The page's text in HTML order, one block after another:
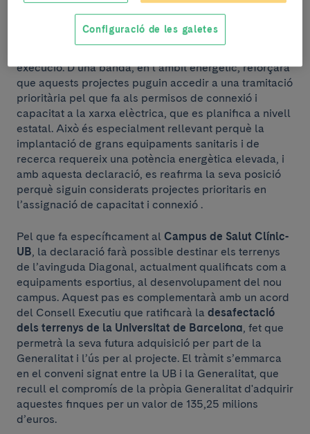
La declaració d’interès general, a més de posar de
manifest el paper central de les dues iniciatives per al
execució. D’una banda, en l’àmbit energètic, reforçarà
que aquests projectes puguin accedir a una tramitació
prioritària pel que fa als permisos de connexió i
capacitat a la xarxa elèctrica, que es planifica a nivell
estatal. Això és especialment rellevant perquè la
implantació de grans equipaments sanitaris i de
recerca requereix una potència energètica elevada, i
amb aquesta declaració, es reafirma la seva posició
perquè siguin considerats projectes prioritaris en
l’assignació de capacitat i connexió .
Pel que fa específicament al Campus de Salut Clínic-
UB, la declaració farà possible destinar els terrenys
de l’avinguda Diagonal, actualment qualificats com a
equipaments esportius, al desenvolupament del nou
campus. Aquest pas es complementarà amb un acord
del Consell Executiu que ratificarà la desafectació
dels terrenys de la Universitat de Barcelona, fet que
permetrà la seva futura adquisició per part de la
Generalitat i l’ús per al projecte. El tràmit s’emmarca
en el conveni signat entre la UB i la Generalitat, que
recull el compromís de la pròpia Generalitat d'adquirir
aquestes finques per un valor de 135,25 milions
d’euros.
Configuració de les galetes